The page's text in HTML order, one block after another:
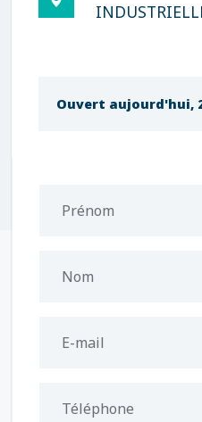
Ouvert aujourd'hui,
Prénom
Nom
E-mail
Téléphone